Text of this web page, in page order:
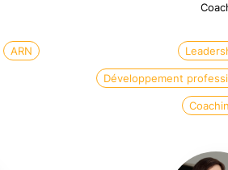
ARN
Développement